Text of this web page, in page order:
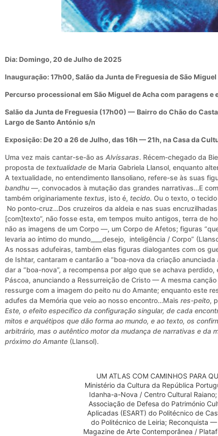
Dia: Domingo, 20 de Julho de 2025
Inauguração: 17h00, Salão da Junta de Freguesia de São Miguel
Percurso processional em São Miguel de Acha com paragens e
Salão da Junta de Freguesia (17h00) — Bairro do Chão do
Largo de Santo António s/n
Exposição: De 20 a 26 de Julho, das 16h — 21h, na Casa da
Uma vez mais cantar-se-ão as Alvíssaras. Récem-chegado da
proposta de textualidadede Maria Gabriela Llansol, enquanto
A textualidade, no entendimento llansoliano, refere-se às suas
bandhu —, convocados à mutação das grandes narrativas…E
também originariamente textus, isto é, tecido. Ou o texto, o
No ponto-cruz…Dos cruzeiros da aldeia e nas suas
[com]texto”, não fosse esta, em tempos muito antigos, terra de
não as imagens de um Corpo —, um Corpo de Afetos; figuras
levaria ao íntimo do mundo____desejo, inteligência / Corpo”
As nossas adufeiras, também elas figuras dialogantes com os
de Ishtar, cantaram e cantarão a “boa-nova da criação
dar a “boa-nova”, a recompensa por algo que se achava
Páscoa, anunciando a Ressurreição de Cristo — A mesma
ressurge com a imagem do peito nu do Amante; enquanto este
adufes da Memória que veio ao nosso encontro…Mais res-peito,
Este, o efeito específico da configuração singular, de cada
mitos e arquétipos que dão forma ao mundo, e ao texto, os
arbitrário, mas o autêntico motor da mudança de narrativas e da
próximo do Amante(Llansol).
UM ATLAS COM CAMINHOS PARA
Ministério da Cultura da República
Idanha-a-Nova / Centro Cultural
Associação de Defesa do Património
Aplicadas (ESART) do Politécnico de
do Politécnico de Leiria; Reconquista
Magazine de Arte Contemporânea /